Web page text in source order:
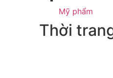
Mỹ phẩm
Thời